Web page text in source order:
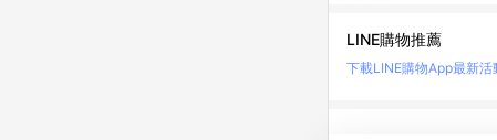
LINE購物推薦
下載LINE購物App最新活